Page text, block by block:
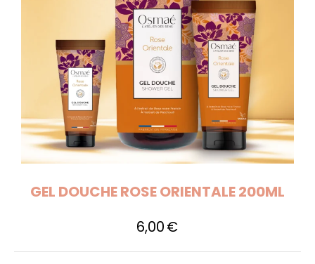
GEL DOUCHE ROSE ORIENTALE 200ML
6,00€